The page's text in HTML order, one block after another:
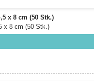
x 8 cm (50 Stk.)
x 8 cm (50 Stk.)